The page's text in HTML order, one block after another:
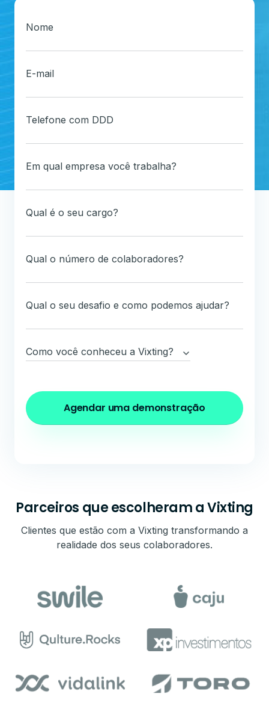
Nome
E-mail
Telefone com DDD
Em qual empresa você trabalha?
Qual é o seu cargo?
Qual o número de colaboradores?
Qual o seu desafio e como podemos ajudar?
Parceiros que escolheram a Vixting
Clientes que estão com a Vixting transformando a
realidade dos seus colaboradores.